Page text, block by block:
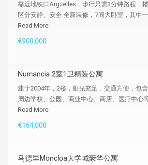
靠近地铁口Argüelles，步行只需3分钟路程，楼
区分安静、安全 全新装修，7间大卧室，其中
Read More
€900,000
Numancia 2室1卫精装公寓
建于2004年，2楼，阳光充足，交通方便，包
周边学校、公园、商业中心、商店、医疗中心
Read More
€164,000
马德里Moncloa大学城豪华公寓